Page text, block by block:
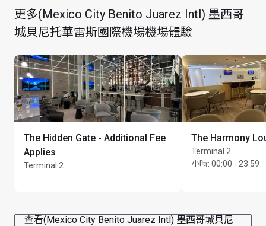
靠近 19 號閘口
經由 G 入口
穿著要求： 整齊便服
貴賓室可能因空間有限而限制進入，並保留權利在需要
時保留座位
貴賓室內提供免費服務：手腳按摩及美甲 (水晶指甲) 服
務、精品咖啡
最長逗留時間：3 小時
更多(Mexico City Benito Juarez Intl) 墨西哥
城貝尼托華雷斯國際機場機場體驗
The Hidden Gate - Additional Fee
Applies
Terminal 2
The Harmony
Terminal 2
小時: 00:00 - 23:59
查看(Mexico City Benito Juarez Intl) 墨西哥城貝尼